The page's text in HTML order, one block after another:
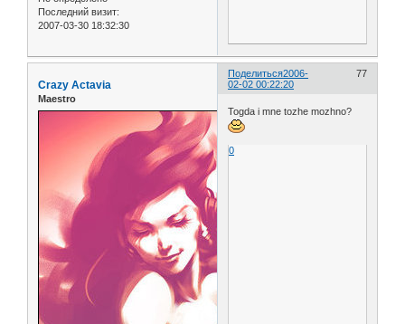
Последний визит:
2007-03-30 18:32:30
Поделиться 77
2006-
02-02 00:22:20
Crazy Actavia
Maestro
Togda i mne tozhe mozhno?
0